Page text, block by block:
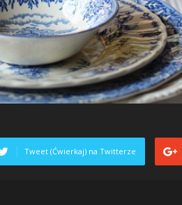
Tweet (Ćwierkaj) na Twitterze